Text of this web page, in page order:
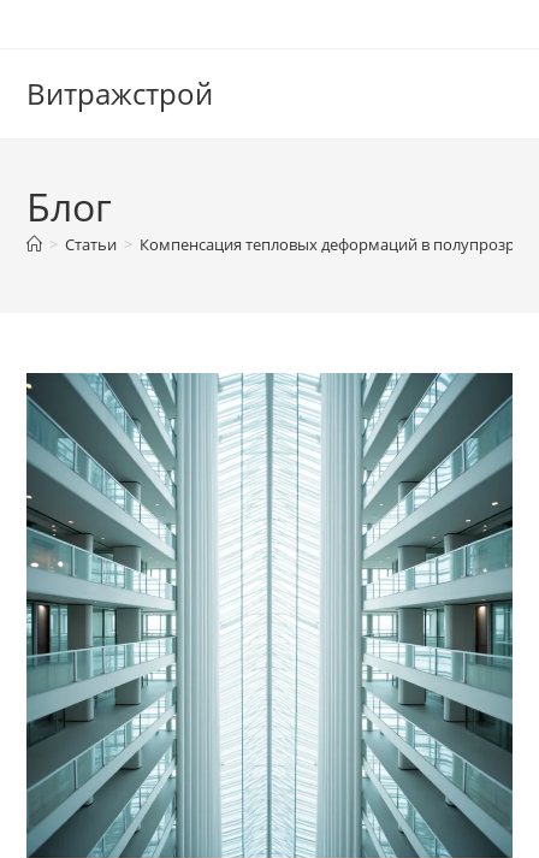
Витражстрой
Блог
> Статьи > Компенсация тепловых деформаций в